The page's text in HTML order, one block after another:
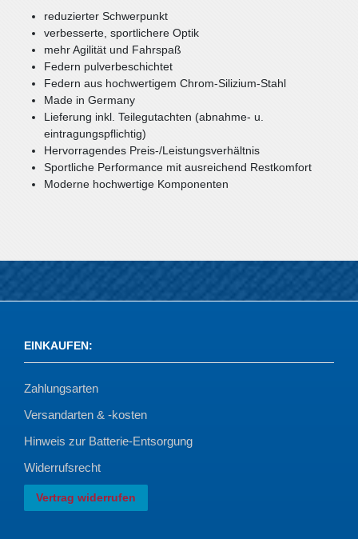
reduzierter Schwerpunkt
verbesserte, sportlichere Optik
mehr Agilität und Fahrspaß
Federn pulverbeschichtet
Federn aus hochwertigem Chrom-Silizium-Stahl
Made in Germany
Lieferung inkl. Teilegutachten (abnahme- u.
eintragungspflichtig)
Hervorragendes Preis-/Leistungsverhältnis
Sportliche Performance mit ausreichend Restkomfort
Moderne hochwertige Komponenten
EINKAUFEN:
Zahlungsarten
Versandarten & -kosten
Hinweis zur Batterie-Entsorgung
Widerrufsrecht
Vertrag widerrufen